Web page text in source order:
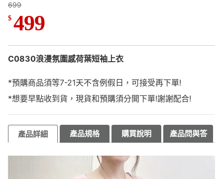
699
$ 499
C0830浪漫氛圍感荷葉短袖上衣
*預購商品須等7-21天不含例假日，可接受再下單!
*想要早點收到貨，現貨和預購須分開下單!謝謝配合!
產品詳細 產品規格 購買說明 產品問與答